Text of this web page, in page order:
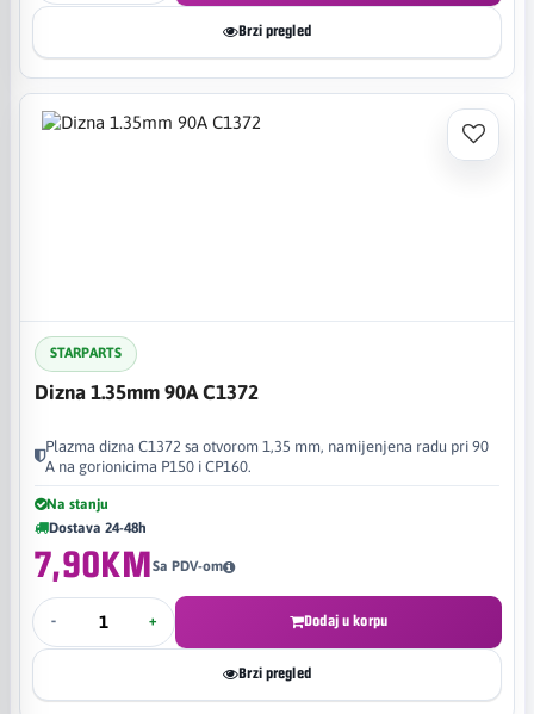
Brzi pregled
STARPARTS
Dizna 1.35mm 90A C1372
Plazma dizna C1372 sa otvorom 1,35 mm, namijenjena radu pri 90
A na gorionicima P150 i CP160.
Na stanju
Dostava 24-48h
7,90KMSa PDV-om
- + Dodaj u korpu
Brzi pregled